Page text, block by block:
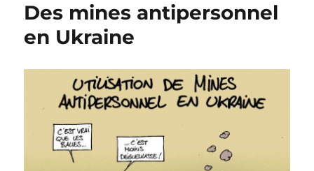
Des mines antipersonnel
en Ukraine